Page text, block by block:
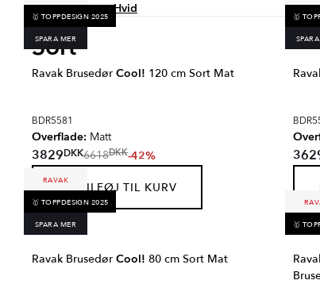
Sort
Krom Hvid
Sort
🥇 TOPPDESIGN 2025
SPARA MER
Ravak Brusedør Cool! 120 cm Sort Mat
BDR5581
Overflade: Matt
3829DKK6618DKK-42%
TILFØJ TIL KURV
🥇
RAVAK
🥇 TOPPDESIGN 2025
SPARA MER
Ravak Brusedør Cool! 80 cm Sort Mat
🥇